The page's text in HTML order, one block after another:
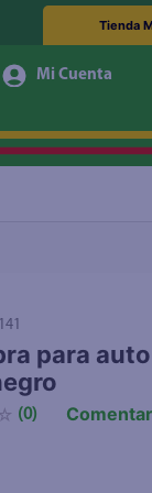
Tienda
para
☆ (0)